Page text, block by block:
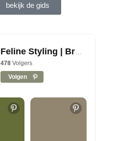
bekijk de gids
478 Volgers
Volgen